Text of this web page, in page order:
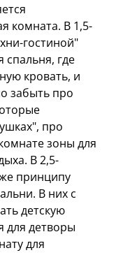
комната. В 1,5-
гостиной"
где
кровать, и
забыть про
про
зоны для
В 2,5-
принципу
В них с
детскую
для детворы
для